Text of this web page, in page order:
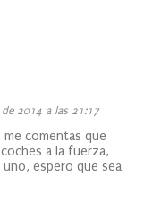
2014 a las 21:17
comentas que
a la fuerza,
espero que sea